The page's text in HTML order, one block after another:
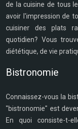
de la cuisine de tous
avoir l'impression de
cuisiner des plats
quotidien? Vous
diététique, de vie
Bistronomie
Connaissez-vous la
"bistronomie" est
En quoi consiste-t-